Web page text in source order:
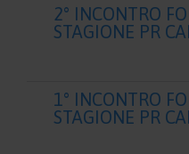
2° INCONTRO
STAGIONE PR
1° INCONTRO
STAGIONE PR